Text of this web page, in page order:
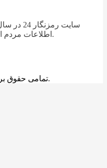
اطلاعات مردم از دنیای رمز ارز ها راه اندازی گردید.
© تمامی حقوقمحفوظ می باشد.